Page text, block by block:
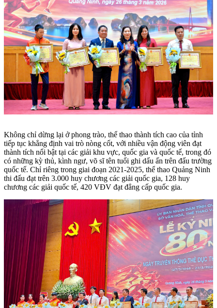
Không chỉ dừng lại ở phong trào, thể thao thành tích cao của tỉnh
tiếp tục khẳng định vai trò nòng cốt, với nhiều vận động viên đạt
thành tích nổi bật tại các giải khu vực, quốc gia và quốc tế, trong đó
có những kỳ thủ, kình ngư, võ sĩ tên tuổi ghi dấu ấn trên đấu trường
quốc tế. Chỉ riêng trong giai đoạn 2021-2025, thể thao Quảng Ninh
thi đấu đạt trên 3.000 huy chương các giải quốc gia, 128 huy
chương các giải quốc tế, 420 VĐV đạt đẳng cấp quốc gia.